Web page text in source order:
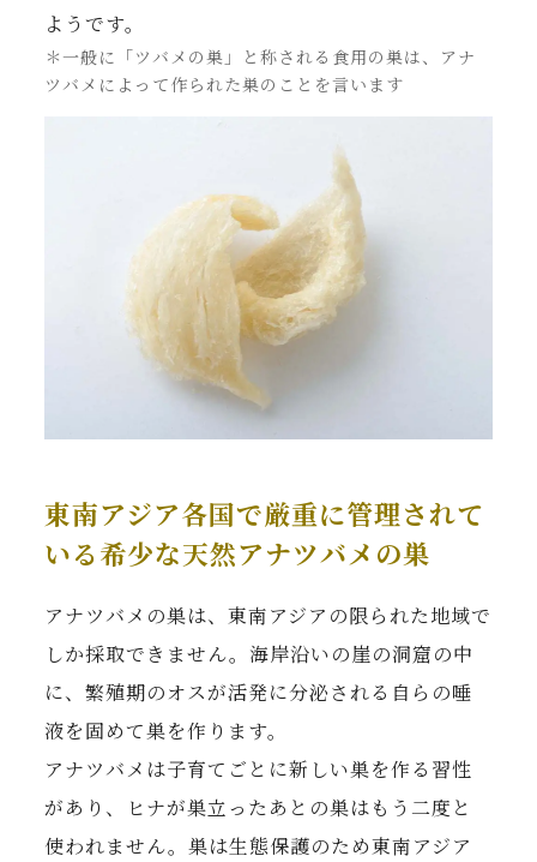
ようです。
＊一般に「ツバメの巣」と称される食用の巣は、アナ
ツバメによって作られた巣のことを言います
東南アジア各国で厳重に管理されて
いる希少な天然アナツバメの巣
アナツバメの巣は、東南アジアの限られた地域で
しか採取できません。海岸沿いの崖の洞窟の中
に、繁殖期のオスが活発に分泌される自らの唾
液を固めて巣を作ります。
アナツバメは子育てごとに新しい巣を作る習性
があり、ヒナが巣立ったあとの巣はもう二度と
使われません。巣は生態保護のため東南アジア